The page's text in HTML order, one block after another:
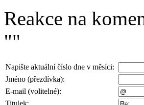
Reakce na
""
Napište aktuální číslo dne v měsíci:
Jméno (přezdívka):
E-mail (volitelné):